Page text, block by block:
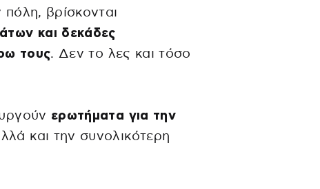
βρίσκονται
και δεκάδες
τους. Δεν το λες και τόσο
ερωτήματα για την
και την συνολικότερη